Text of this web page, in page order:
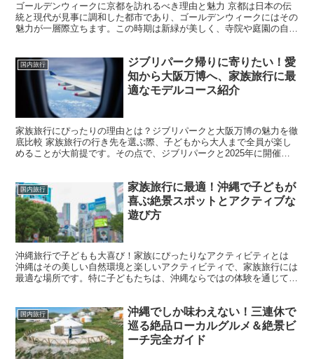
ゴールデンウィークに京都を訪れるべき理由と魅力 京都は日本の伝
統と現代が見事に調和した都市であり、ゴールデンウィークにはその
魅力が一層際立ちます。この時期は新緑が美しく、寺院や庭園の自然
国内旅行
ジブリパーク帰りに寄りたい！愛
知から大阪万博へ、家族旅行に最
適なモデルコース紹介
家族旅行にぴったりの理由とは？ジブリパークと大阪万博の魅力を徹
底比較 家族旅行の行き先を選ぶ際、子どもから大人まで全員が楽し
めることが大前提です。その点で、ジブリパークと2025年に開催さ
国内旅行
家族旅行に最適！沖縄で子どもが
喜ぶ絶景スポットとアクティブな
遊び方
沖縄旅行で子どもも大喜び！家族にぴったりなアクティビティとは
沖縄はその美しい自然環境と楽しいアクティビティで、家族旅行には
最適な場所です。特に子どもたちは、沖縄ならではの体験を通じて、
国内旅行
沖縄でしか味わえない！三連休で
巡る絶品ローカルグルメ＆絶景ビ
ーチ完全ガイド